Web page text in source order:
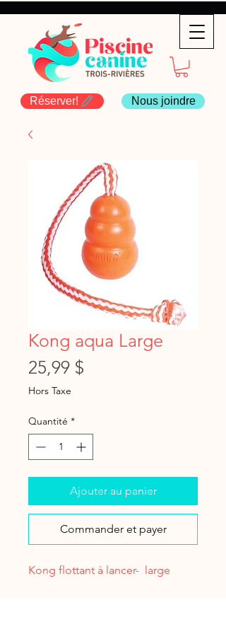
Nous joindre
Réserver!
Kong aqua Large
25,99 $
Hors Taxe
Quantité *
Ajouter au panier
Commander et payer
Kong flottant à lancer- large